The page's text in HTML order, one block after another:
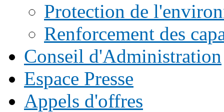
Protection de
Renforcement des
Conseil d'Administration
Espace Presse
Appels d'offres